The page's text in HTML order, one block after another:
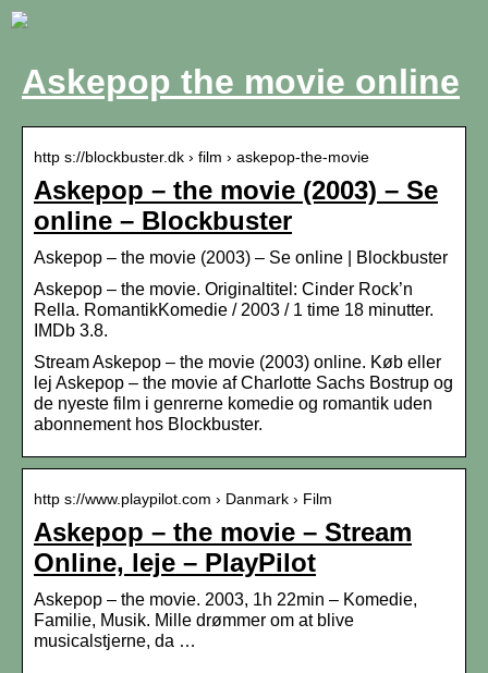
Askepop the movie online
http s://blockbuster.dk › film › askepop-the-movie
Askepop – the movie (2003) – Se
online – Blockbuster
Askepop – the movie (2003) – Se online | Blockbuster
Askepop – the movie. Originaltitel: Cinder Rock’n
Rella. RomantikKomedie / 2003 / 1 time 18 minutter.
IMDb 3.8.
Stream Askepop – the movie (2003) online. Køb eller
lej Askepop – the movie af Charlotte Sachs Bostrup og
de nyeste film i genrerne komedie og romantik uden
abonnement hos Blockbuster.
http s://www.playpilot.com › Danmark › Film
Askepop – the movie – Stream
Online, leje – PlayPilot
Askepop – the movie. 2003, 1h 22min – Komedie,
Familie, Musik. Mille drømmer om at blive
musicalstjerne, da …